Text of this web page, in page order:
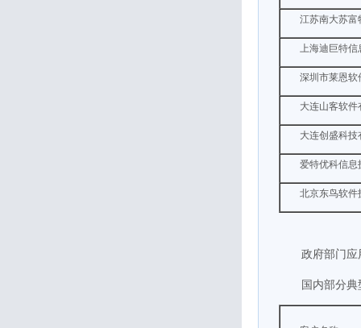
江苏南大苏富
上海迪巨特信
深圳市莱恩软
大连山客软件
大连创盛科技
爱特优科信息
北京东鸟软件
政府部门应
国内部分